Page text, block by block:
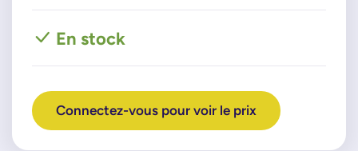
En stock
Connectez-vous pour voir le prix